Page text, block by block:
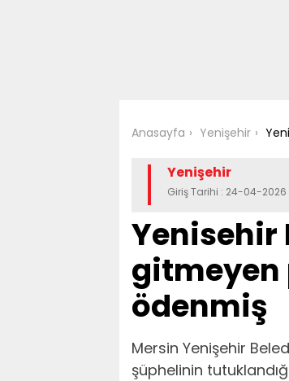
Anasayfa Yenişehir
Yenişehir
Giriş Tarihi : 24-04-
Yenisehir
gitmeyen
ödenmiş
Mersin Yenişehir
şüphelinin